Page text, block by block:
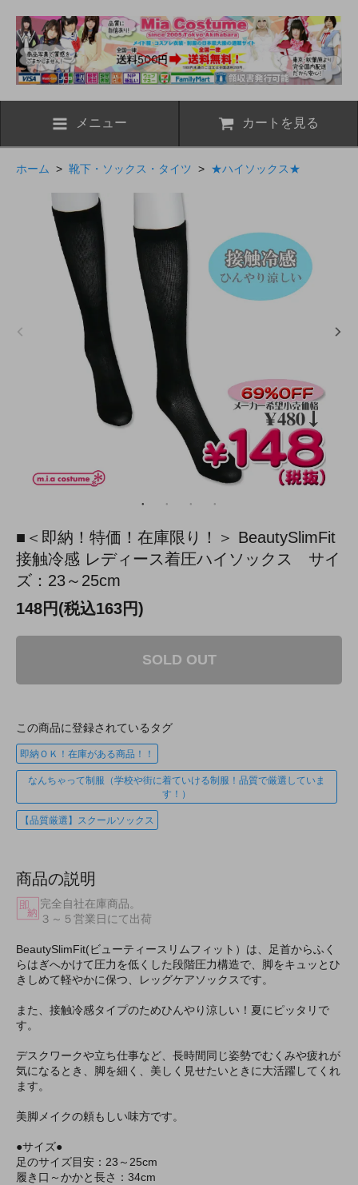
メニュー カートを見る
ホーム > 靴下・ソックス・タイツ > ★ハイソックス★
■＜即納！特価！在庫限り！＞ BeautySlimFit
接触冷感 レディース着圧ハイソックス サイ
ズ：23～25cm
148円(税込163円)
SOLD OUT
この商品に登録されているタグ
即納ＯＫ！在庫がある商品！！
なんちゃって制服（学校や街に着ていける制服！品質で厳選していま
す！）
【品質厳選】スクールソックス
商品の説明
完全自社在庫商品。
３～５営業日にて出荷
BeautySlimFit(ビューティースリムフィット）は、足首からふく
らはぎへかけて圧力を低くした段階圧力構造で、脚をキュッとひ
きしめて軽やかに保つ、レッグケアソックスです。
また、接触冷感タイプのためひんやり涼しい！夏にピッタリで
す。
デスクワークや立ち仕事など、長時間同じ姿勢でむくみや疲れが
気になるとき、脚を細く、美しく見せたいときに大活躍してくれ
ます。
美脚メイクの頼もしい味方です。
●サイズ●
足のサイズ目安：23～25cm
履き口～かかと長さ：34cm